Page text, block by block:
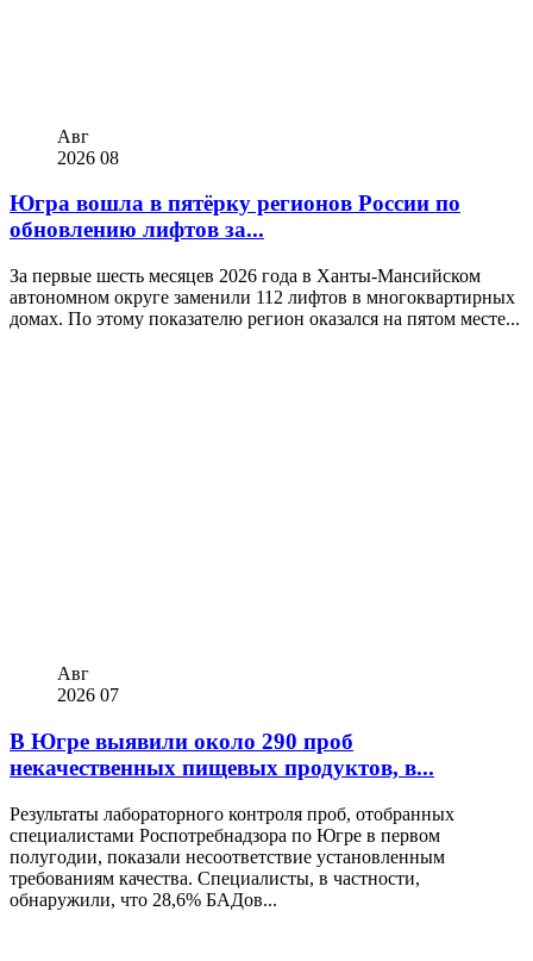
Авг
2026 08
Югра вошла в пятёрку регионов России по
обновлению лифтов за...
За первые шесть месяцев 2026 года в Ханты-Мансийском
автономном округе заменили 112 лифтов в многоквартирных
домах. По этому показателю регион оказался на пятом месте...
Авг
2026 07
В Югре выявили около 290 проб
некачественных пищевых продуктов, в...
Результаты лабораторного контроля проб, отобранных
специалистами Роспотребнадзора по Югре в первом
полугодии, показали несоответствие установленным
требованиям качества. Специалисты, в частности,
обнаружили, что 28,6% БАДов...